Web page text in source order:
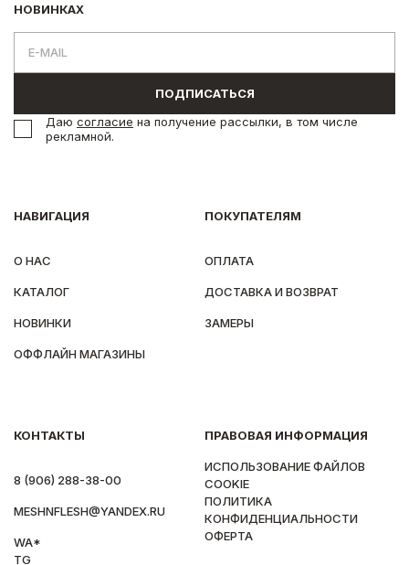
НАВИГАЦИЯ
О НАС
КАТАЛОГ
НОВИНКИ
ОФФЛАЙН МАГАЗИНЫ
ПОКУПАТЕЛЯМ
ОПЛАТА
ДОСТАВКА И ВОЗВРАТ
ЗАМЕРЫ
КОНТАКТЫ
8 (906) 288-38-00
MESHNFLESH@YANDEX.RU
WA*
TG
ПРАВОВАЯ ИНФОРМАЦИЯ
ИСПОЛЬЗОВАНИЕ ФАЙЛОВ
COOKIE
ПОЛИТИКА
КОНФИДЕНЦИАЛЬНОСТИ
ОФЕРТА
НОВИНКАХ
ПОДПИСАТЬСЯ
Даю согласие на получение рассылки, в том числе
рекламной.